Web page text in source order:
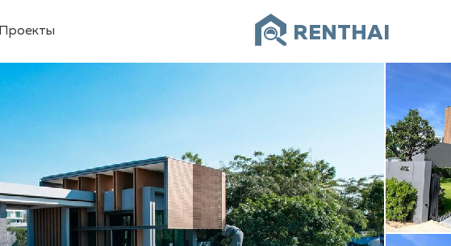
Проекты RENTHAI